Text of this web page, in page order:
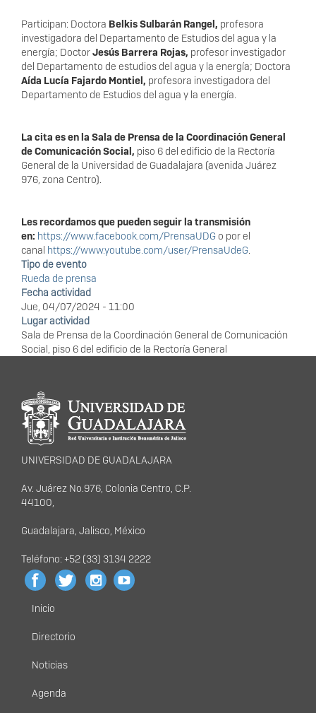
Participan: Doctora Belkis Sulbarán Rangel, profesora
investigadora del Departamento de Estudios del agua y la
energía; DoctorJesús Barrera Rojas, profesor investigador
del Departamento de estudios del agua y la energía; Doctora
Aída Lucía Fajardo Montiel, profesora investigadora del
Departamento de Estudios del agua y la energía.
La cita es en la Sala de Prensa de la Coordinación General
de Comunicación Social, piso 6 del edificio de la Rectoría
General de la Universidad de Guadalajara (avenida Juárez
976, zona Centro).
Les recordamos que pueden seguir la transmisión
en: https://www.facebook.com/PrensaUDG o por el
canal https://www.youtube.com/user/PrensaUdeG.
Tipo de evento
Rueda de prensa
Fecha actividad
Jue, 04/07/2024 - 11:00
Lugar actividad
Sala de Prensa de la Coordinación General de Comunicación
Social, piso 6 del edificio de la Rectoría General
Información del
portal
UNIVERSIDAD DE GUADALAJARA
Av. Juárez No.976, Colonia Centro, C.P.
44100,
Guadalajara, Jalisco, México
Teléfono: +52 (33) 3134 2222
Menú
principal
Inicio
Directorio
Noticias
Agenda